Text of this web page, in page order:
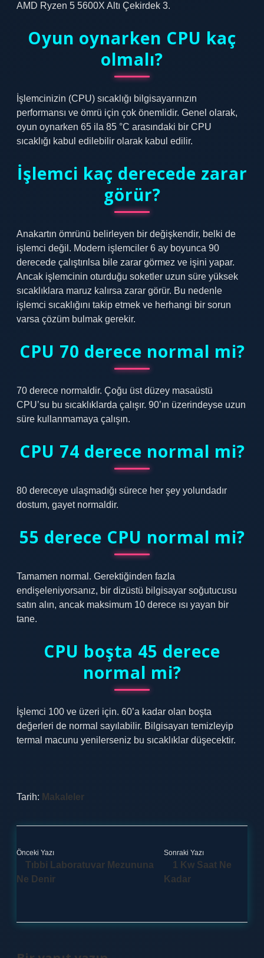
AMD Ryzen 5 5600X Altı Çekirdek 3.
Oyun oynarken CPU kaç
olmalı?
İşlemcinizin (CPU) sıcaklığı bilgisayarınızın
performansı ve ömrü için çok önemlidir. Genel olarak,
oyun oynarken 65 ila 85 °C arasındaki bir CPU
sıcaklığı kabul edilebilir olarak kabul edilir.
İşlemci kaç derecede zarar
görür?
Anakartın ömrünü belirleyen bir değişkendir, belki de
işlemci değil. Modern işlemciler 6 ay boyunca 90
derecede çalıştırılsa bile zarar görmez ve işini yapar.
Ancak işlemcinin oturduğu soketler uzun süre yüksek
sıcaklıklara maruz kalırsa zarar görür. Bu nedenle
işlemci sıcaklığını takip etmek ve herhangi bir sorun
varsa çözüm bulmak gerekir.
CPU 70 derece normal mi?
70 derece normaldir. Çoğu üst düzey masaüstü
CPU’su bu sıcaklıklarda çalışır. 90’ın üzerindeyse uzun
süre kullanmamaya çalışın.
CPU 74 derece normal mi?
80 dereceye ulaşmadığı sürece her şey yolundadır
dostum, gayet normaldir.
55 derece CPU normal mi?
Tamamen normal. Gerektiğinden fazla
endişeleniyorsanız, bir dizüstü bilgisayar soğutucusu
satın alın, ancak maksimum 10 derece ısı yayan bir
tane.
CPU boşta 45 derece
normal mi?
İşlemci 100 ve üzeri için. 60’a kadar olan boşta
değerleri de normal sayılabilir. Bilgisayarı temizleyip
termal macunu yenilerseniz bu sıcaklıklar düşecektir.
Tarih: Makaleler
Önceki Yazı
Tıbbi Laboratuvar Mezununa
Ne Denir
Sonraki Yazı
1 Kw Saat Ne
Kadar